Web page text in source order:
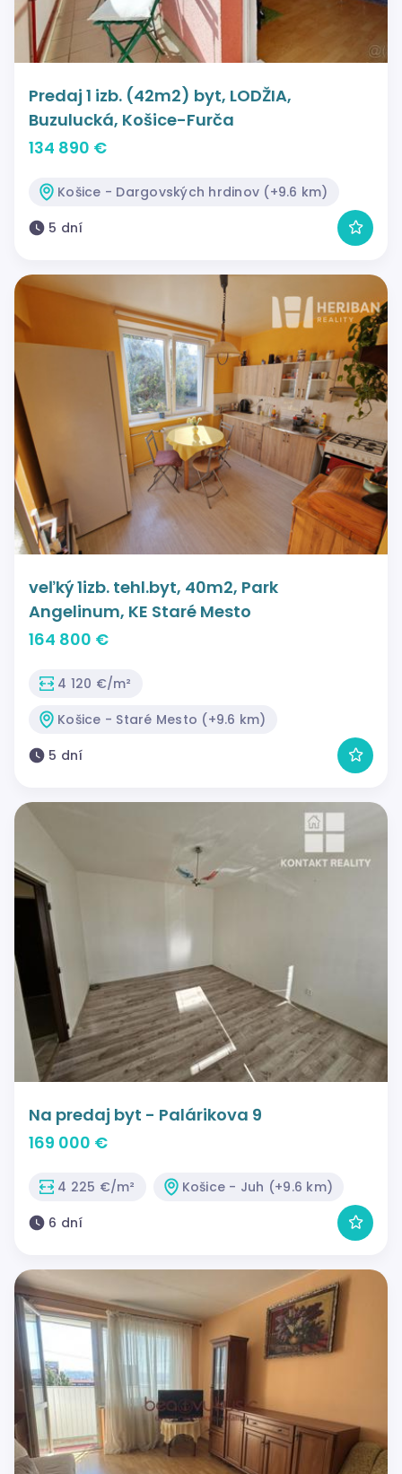
Predaj 1 izb. (42m2) byt, LODŽIA,
Buzulucká, Košice-Furča
134 890 €
Košice - Dargovských hrdinov (+9.6 km)
5 dní
veľký 1izb. tehl.byt, 40m2, Park
Angelinum, KE Staré Mesto
164 800 €
4 120 €/m²
Košice - Staré Mesto (+9.6 km)
5 dní
Na predaj byt - Palárikova 9
169 000 €
4 225 €/m²
Košice - Juh (+9.6 km)
6 dní